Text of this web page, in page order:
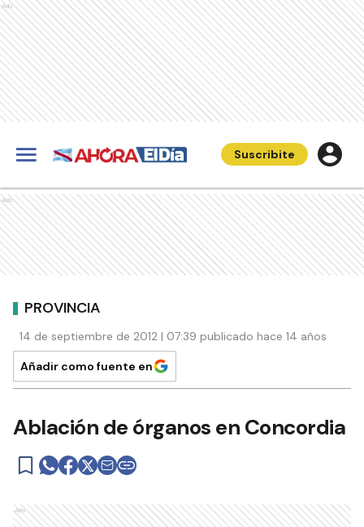
Ads
Suscribite
Ads
PROVINCIA
14 de septiembre de 2012 | 07:39 publicado hace 14 años
Añadir como fuente en
Ablación de órganos en Concordia
Ads